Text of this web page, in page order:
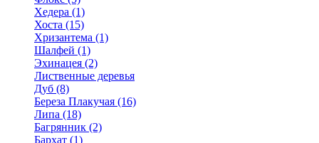
Хедера (1)
Хоста (15)
Хризантема (1)
Шалфей (1)
Эхинацея (2)
Лиственные деревья
Дуб (8)
Береза Плакучая (16)
Липа (18)
Багрянник (2)
Бархат (1)